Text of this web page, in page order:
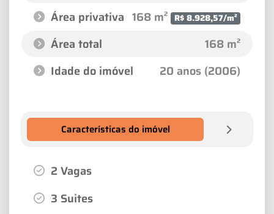
Área privativa 168 m² R$ 8.928,57/m²
Área total
168 m²
Idade do imóvel
20 anos (2006)
Características do imóvel
2 Vagas
3 Suites